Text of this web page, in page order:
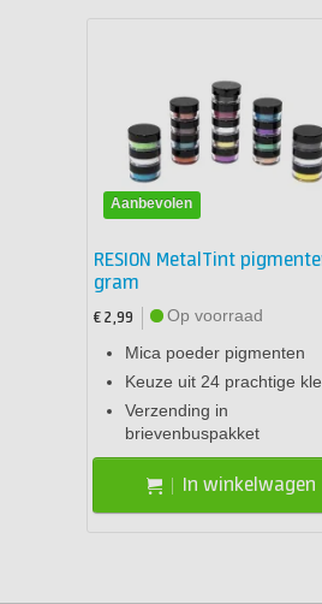
Aanbevolen
RESION MetalTint
gram
€ 2,99
Op voorraad
Mica poeder pigmenten
Keuze uit 24 prachtige
Verzending in
brievenbuspakket
In winkelwagen